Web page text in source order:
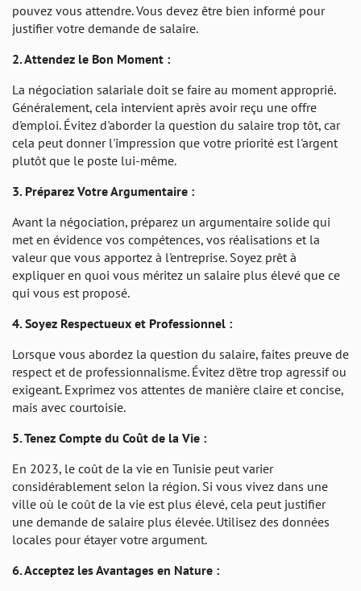
pouvez vous attendre. Vous devez être bien informé pour
justifier votre demande de salaire.
2. Attendez le Bon Moment :
La négociation salariale doit se faire au moment approprié.
Généralement, cela intervient après avoir reçu une offre
d'emploi. Évitez d'aborder la question du salaire trop tôt, car
cela peut donner l'impression que votre priorité est l'argent
plutôt que le poste lui-même.
3. Préparez Votre Argumentaire :
Avant la négociation, préparez un argumentaire solide qui
met en évidence vos compétences, vos réalisations et la
valeur que vous apportez à l'entreprise. Soyez prêt à
expliquer en quoi vous méritez un salaire plus élevé que ce
qui vous est proposé.
4. Soyez Respectueux et Professionnel :
Lorsque vous abordez la question du salaire, faites preuve de
respect et de professionnalisme. Évitez d'être trop agressif ou
exigeant. Exprimez vos attentes de manière claire et concise,
mais avec courtoisie.
5. Tenez Compte du Coût de la Vie :
En 2023, le coût de la vie en Tunisie peut varier
considérablement selon la région. Si vous vivez dans une
ville où le coût de la vie est plus élevé, cela peut justifier
une demande de salaire plus élevée. Utilisez des données
locales pour étayer votre argument.
6. Acceptez les Avantages en Nature :